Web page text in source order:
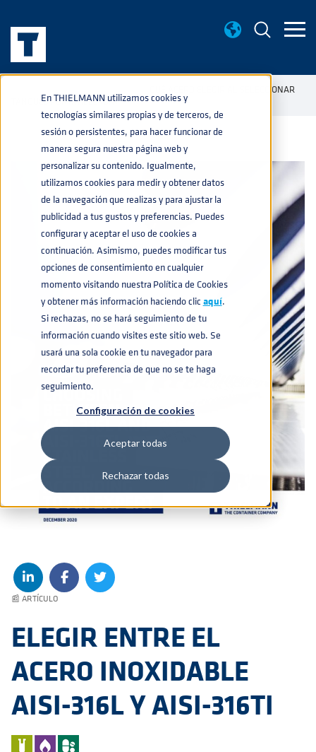
En THIELMANN utilizamos cookies y
tecnologías similares propias y de terceros, de
sesión o persistentes, para hacer funcionar de
manera segura nuestra página web y
personalizar su contenido. Igualmente,
utilizamos cookies para medir y obtener datos
de la navegación que realizas y para ajustar la
publicidad a tus gustos y preferencias. Puedes
configurar y aceptar el uso de cookies a
continuación. Asimismo, puedes modificar tus
opciones de consentimiento en cualquier
momento visitando nuestra Política de Cookies
y obtener más información haciendo clic aquí.
Si rechazas, no se hará seguimiento de tu
información cuando visites este sitio web. Se
usará una sola cookie en tu navegador para
recordar tu preferencia de que no se te haga
seguimiento.
Configuración de cookies
Aceptar todas
Rechazar todas
QUÉ ACERO ELEGIR AL SELECCIONAR
TANQUES PORTÁTILES (UN)
📰 ARTÍCULO
ELEGIR ENTRE EL
ACERO INOXIDABLE
AISI-316L Y AISI-316TI